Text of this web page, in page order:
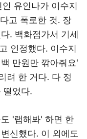
유인나가 이수지
고 폭로한 것. 장
. 백화점가서 기세
인정했다. 이수지
만원만 깎아줘요'
려 한 거다. 다 정
떨었다.
'랩해봐' 하면 한
신했다. 이 외에도